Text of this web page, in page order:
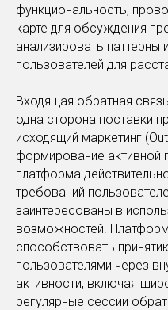
функциональность,
карте для обсуждения
анализировать паттерны
пользователей для
Входящая обратная
одна сторона поставки
исходящий маркетинг
формирование активной
платформа
требований
заинтересованы в
возможностей.
способствовать
пользователями через
активности, включая
регулярные сессии